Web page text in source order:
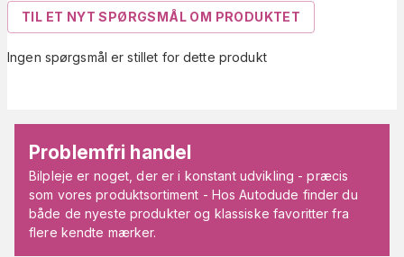
TIL ET NYT SPØRGSMÅL OM PRODUKTET
Ingen spørgsmål er stillet for dette produkt
Problemfri handel
Bilpleje er noget, der er i konstant udvikling - præcis
som vores produktsortiment - Hos Autodude finder du
både de nyeste produkter og klassiske favoritter fra
flere kendte mærker.